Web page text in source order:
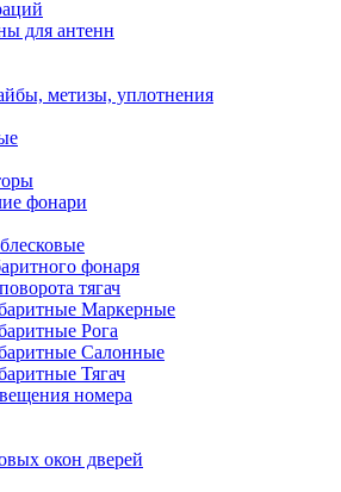
для антенн
метизы, уплотнения
фонари
фонаря
тягач
Маркерные
Рога
Салонные
Тягач
номера
окон дверей